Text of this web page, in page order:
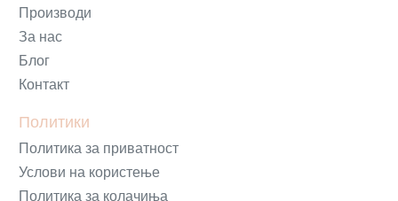
Производи
За нас
Блог
Контакт
Политики
Политика за приватност
Услови на користење
Политика за колачиња